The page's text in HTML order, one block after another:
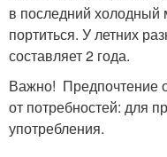
в последний холодный
портиться. У летних
составляет 2 года.
Важно! Предпочтение
от потребностей: для
употребления.